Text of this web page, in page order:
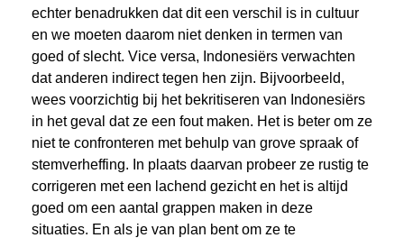
echter benadrukken dat dit een verschil is in cultuur
en we moeten daarom niet denken in termen van
goed of slecht. Vice versa, Indonesiërs verwachten
dat anderen indirect tegen hen zijn. Bijvoorbeeld,
wees voorzichtig bij het bekritiseren van Indonesiërs
in het geval dat ze een fout maken. Het is beter om ze
niet te confronteren met behulp van grove spraak of
stemverheffing. In plaats daarvan probeer ze rustig te
corrigeren met een lachend gezicht en het is altijd
goed om een ​​aantal grappen maken in deze
situaties. En als je van plan bent om ze te